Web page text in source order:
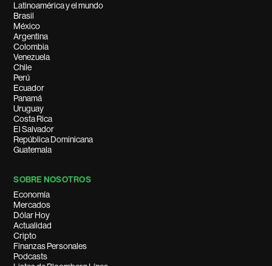
Latinoamérica y el mundo
Brasil
México
Argentina
Colombia
Venezuela
Chile
Perú
Ecuador
Panamá
Uruguay
Costa Rica
El Salvador
República Dominicana
Guatemala
SOBRE NOSOTROS
Economía
Mercados
Dólar Hoy
Actualidad
Cripto
Finanzas Personales
Podcasts